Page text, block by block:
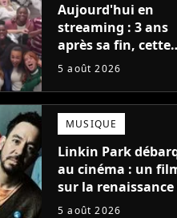
Aujourd'hui en
streaming : 3 ans
après sa fin, cette
série aux 13 Emmy
une suite...
totalement
5 août 2026
MUSIQUE
Linkin Park
au cinéma : un
sur la
groupe arrive en
5 août 2026